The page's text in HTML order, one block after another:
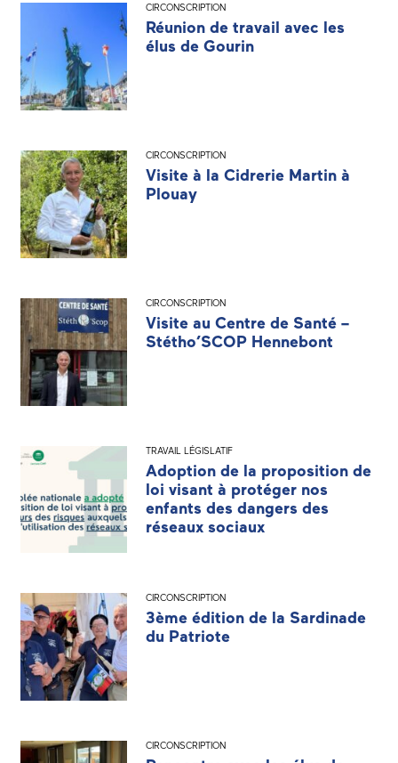
CIRCONSCRIPTION
Réunion de travail avec les
élus de Gourin
CIRCONSCRIPTION
Visite à la Cidrerie Martin à
Plouay
CIRCONSCRIPTION
Visite au Centre de Santé –
Stétho’SCOP Hennebont
TRAVAIL LÉGISLATIF
Adoption de la proposition de
loi visant à protéger nos
enfants des dangers des
réseaux sociaux
CIRCONSCRIPTION
3ème édition de la Sardinade
du Patriote
CIRCONSCRIPTION